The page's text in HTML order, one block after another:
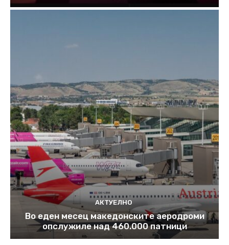
АКТУЕЛНО
Во еден месец македонските аеродроми
опслужиле над 460.000 патници